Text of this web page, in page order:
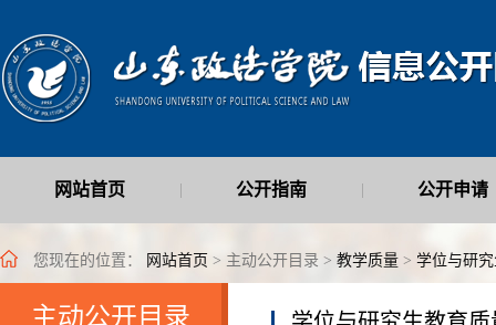
网站首页 公开指南 公开申请
最新公开信息 |
您现在的位置： 网站首页 > 主动公开目录 > 教学质量 > 学位与研
主动公开目录